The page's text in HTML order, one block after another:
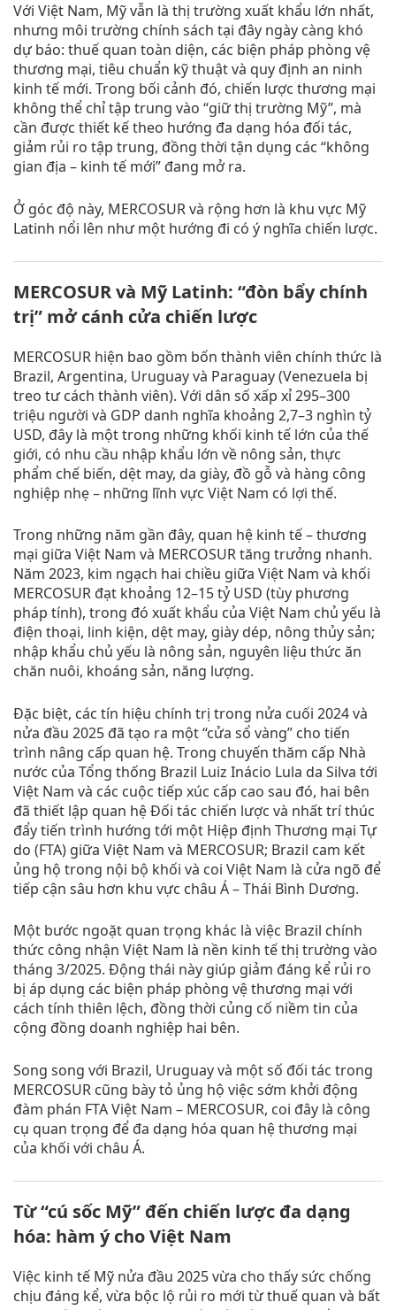
Với Việt Nam, Mỹ vẫn là thị trường xuất khẩu lớn nhất,
nhưng môi trường chính sách tại đây ngày càng khó
dự báo: thuế quan toàn diện, các biện pháp phòng vệ
thương mại, tiêu chuẩn kỹ thuật và quy định an ninh
kinh tế mới. Trong bối cảnh đó, chiến lược thương mại
không thể chỉ tập trung vào “giữ thị trường Mỹ”, mà
cần được thiết kế theo hướng đa dạng hóa đối tác,
giảm rủi ro tập trung, đồng thời tận dụng các “không
gian địa – kinh tế mới” đang mở ra.
Ở góc độ này, MERCOSUR và rộng hơn là khu vực Mỹ
Latinh nổi lên như một hướng đi có ý nghĩa chiến lược.
MERCOSUR và Mỹ Latinh: “đòn bẩy chính
trị” mở cánh cửa chiến lược
MERCOSUR hiện bao gồm bốn thành viên chính thức là
Brazil, Argentina, Uruguay và Paraguay (Venezuela bị
treo tư cách thành viên). Với dân số xấp xỉ 295–300
triệu người và GDP danh nghĩa khoảng 2,7–3 nghìn tỷ
USD, đây là một trong những khối kinh tế lớn của thế
giới, có nhu cầu nhập khẩu lớn về nông sản, thực
phẩm chế biến, dệt may, da giày, đồ gỗ và hàng công
nghiệp nhẹ – những lĩnh vực Việt Nam có lợi thế.
Trong những năm gần đây, quan hệ kinh tế – thương
mại giữa Việt Nam và MERCOSUR tăng trưởng nhanh.
Năm 2023, kim ngạch hai chiều giữa Việt Nam và khối
MERCOSUR đạt khoảng 12–15 tỷ USD (tùy phương
pháp tính), trong đó xuất khẩu của Việt Nam chủ yếu là
điện thoại, linh kiện, dệt may, giày dép, nông thủy sản;
nhập khẩu chủ yếu là nông sản, nguyên liệu thức ăn
chăn nuôi, khoáng sản, năng lượng.
Đặc biệt, các tín hiệu chính trị trong nửa cuối 2024 và
nửa đầu 2025 đã tạo ra một “cửa sổ vàng” cho tiến
trình nâng cấp quan hệ. Trong chuyến thăm cấp Nhà
nước của Tổng thống Brazil Luiz Inácio Lula da Silva tới
Việt Nam và các cuộc tiếp xúc cấp cao sau đó, hai bên
đã thiết lập quan hệ Đối tác chiến lược và nhất trí thúc
đẩy tiến trình hướng tới một Hiệp định Thương mại Tự
do (FTA) giữa Việt Nam và MERCOSUR; Brazil cam kết
ủng hộ trong nội bộ khối và coi Việt Nam là cửa ngõ để
tiếp cận sâu hơn khu vực châu Á – Thái Bình Dương.
Một bước ngoặt quan trọng khác là việc Brazil chính
thức công nhận Việt Nam là nền kinh tế thị trường vào
tháng 3/2025. Động thái này giúp giảm đáng kể rủi ro
bị áp dụng các biện pháp phòng vệ thương mại với
cách tính thiên lệch, đồng thời củng cố niềm tin của
cộng đồng doanh nghiệp hai bên.
Song song với Brazil, Uruguay và một số đối tác trong
MERCOSUR cũng bày tỏ ủng hộ việc sớm khởi động
đàm phán FTA Việt Nam – MERCOSUR, coi đây là công
cụ quan trọng để đa dạng hóa quan hệ thương mại
của khối với châu Á.
Từ “cú sốc Mỹ” đến chiến lược đa dạng
hóa: hàm ý cho Việt Nam
Việc kinh tế Mỹ nửa đầu 2025 vừa cho thấy sức chống
chịu đáng kể, vừa bộc lộ rủi ro mới từ thuế quan và bất